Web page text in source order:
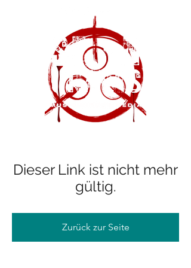
Dieser Link ist nicht mehr
gültig.
Zurück zur Seite